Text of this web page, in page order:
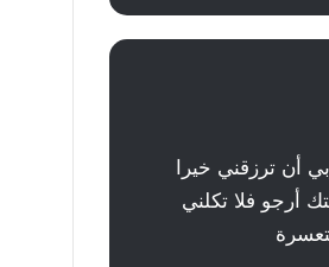
أن ترزقني خيرا
أرجو فلا تكلني